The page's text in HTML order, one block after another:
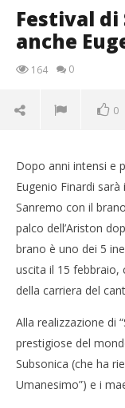
Festival di
anche
164 0
0
Dopo anni intensi e
Eugenio Finardi
Sanremo con il
palco dell’Ariston
brano è uno dei 5
uscita il 15 febbraio,
della carriera del
Alla realizzazione di
prestigiose del
Subsonica (che ha
Umanesimo”) e i